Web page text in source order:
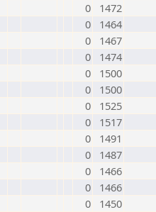
0
1472
0
1464
0
1467
0
1474
0
1500
0
1500
0
1525
0
1517
0
1491
0
1487
0
1466
0
1466
0
1450